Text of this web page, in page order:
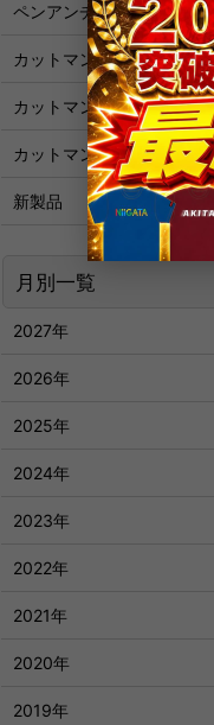
ペンアンチ
カットマン[裏]
カットマン[表/変化表]
カットマン[粒/アンチ]
新製品
月別一覧
2027年
2026年
2025年
2024年
2023年
2022年
2021年
2020年
2019年